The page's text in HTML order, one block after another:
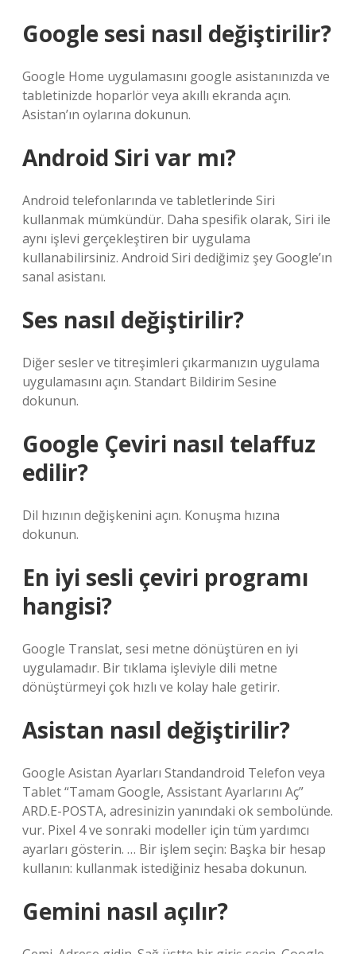
Google sesi nasıl değiştirilir?
Google Home uygulamasını google asistanınızda ve
tabletinizde hoparlör veya akıllı ekranda açın.
Asistan’ın oylarına dokunun.
Android Siri var mı?
Android telefonlarında ve tabletlerinde Siri
kullanmak mümkündür. Daha spesifik olarak, Siri ile
aynı işlevi gerçekleştiren bir uygulama
kullanabilirsiniz. Android Siri dediğimiz şey Google’ın
sanal asistanı.
Ses nasıl değiştirilir?
Diğer sesler ve titreşimleri çıkarmanızın uygulama
uygulamasını açın. Standart Bildirim Sesine
dokunun.
Google Çeviri nasıl telaffuz
edilir?
Dil hızının değişkenini açın. Konuşma hızına
dokunun.
En iyi sesli çeviri programı
hangisi?
Google Translat, sesi metne dönüştüren en iyi
uygulamadır. Bir tıklama işleviyle dili metne
dönüştürmeyi çok hızlı ve kolay hale getirir.
Asistan nasıl değiştirilir?
Google Asistan Ayarları Standandroid Telefon veya
Tablet “Tamam Google, Assistant Ayarlarını Aç”
ARD.E-POSTA, adresinizin yanındaki ok sembolünde.
vur. Pixel 4 ve sonraki modeller için tüm yardımcı
ayarları gösterin. … Bir işlem seçin: Başka bir hesap
kullanın: kullanmak istediğiniz hesaba dokunun.
Gemini nasıl açılır?